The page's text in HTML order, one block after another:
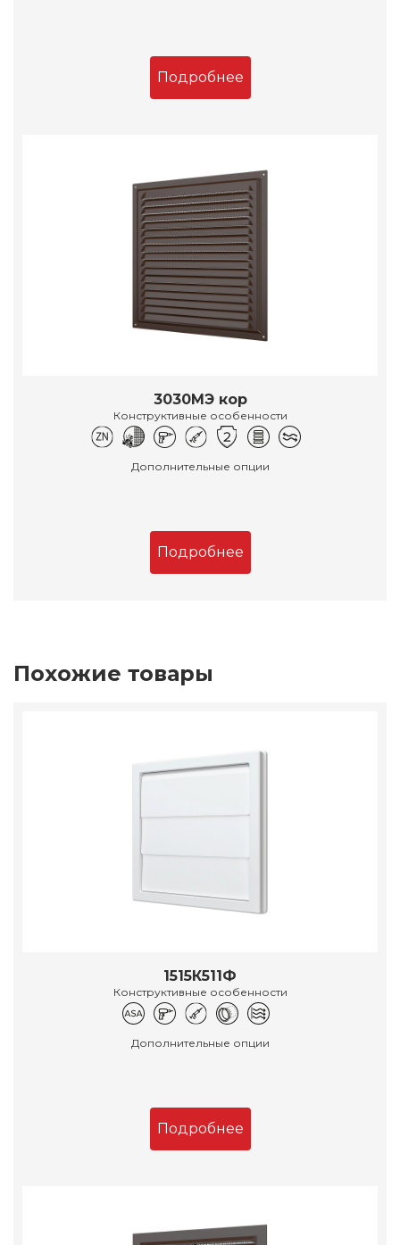
Подробнее
3030МЭ кор
Конструктивные особенности
Дополнительные опции
Подробнее
Похожие товары
1515К511Ф
Конструктивные особенности
Дополнительные опции
Подробнее